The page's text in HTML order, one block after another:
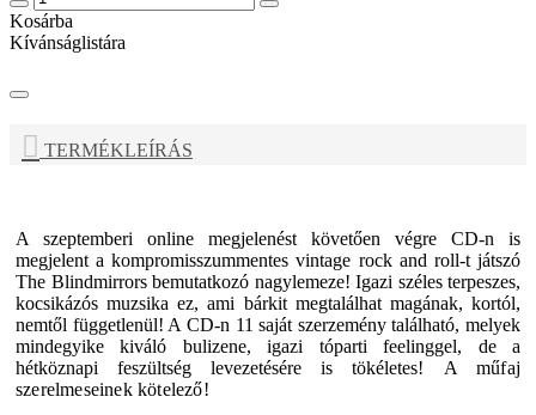
Kosárba
Kívánságlistára
TERMÉKLEÍRÁS
A szeptemberi online megjelenést követően végre CD-n is
megjelent a kompromisszummentes vintage rock and roll-t játszó
The Blindmirrors bemutatkozó nagylemeze! Igazi széles terpeszes,
kocsikázós muzsika ez, ami bárkit megtalálhat magának, kortól,
nemtől függetlenül! A CD-n 11 saját szerzemény található, melyek
mindegyike kiváló bulizene, igazi tóparti feelinggel, de a
hétköznapi feszültség levezetésére is tökéletes! A műfaj
szerelmeseinek kötelező!